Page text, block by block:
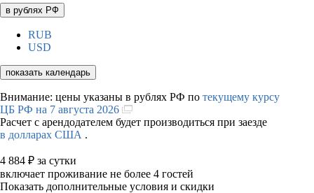
в рублях РФ
RUB
USD
показать календарь
Внимание: цены указаны в рублях РФ по текущему курсу
ЦБ РФ на 7 августа 2026
Расчет с арендодателем будет производиться при заезде
в долларах США .
4 884 ₽ за сутки
включает проживание не более 4 гостей
Показать дополнительные условия и скидки